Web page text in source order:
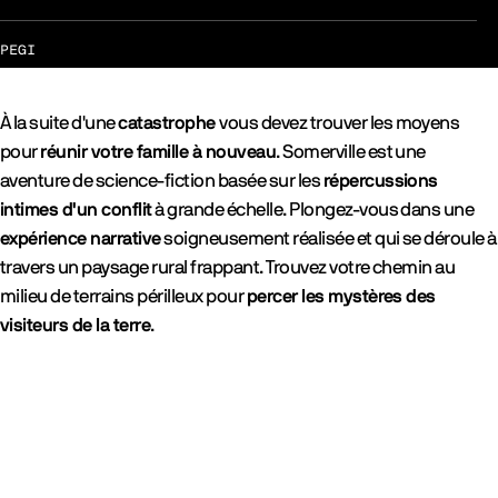
PEGI
À la suite d'unecatastrophevous devez trouver les moyens
pourréunir votre famille à nouveau. Somerville est une
aventure de science-fiction basée sur les répercussions
intimes d'un conflità grande échelle. Plongez-vous dans une
expérience narrativesoigneusement réalisée et qui se déroule à
travers un paysage rural frappant. Trouvez votre chemin au
milieu de terrains périlleux pourpercer les mystères des
visiteurs de la terre.